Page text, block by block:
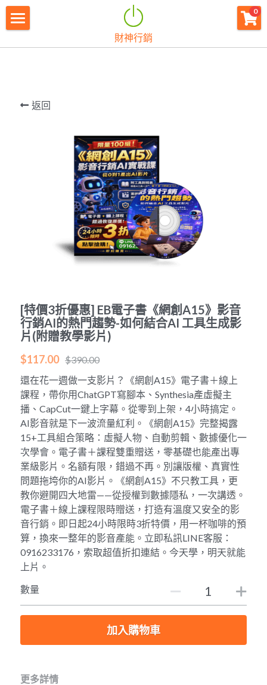
財神行銷
0
返回
[特價3折優惠] EB電子書《網創A15》影音
行銷AI的熱門趨勢-如何結合AI 工具生成影
片(附贈教學影片)
$117.00 $390.00
還在花一週做一支影片？《網創A15》電子書＋線上
課程，帶你用ChatGPT寫腳本、Synthesia產虛擬主
播、CapCut一鍵上字幕。從零到上架，4小時搞定。
AI影音就是下一波流量紅利。《網創A15》完整揭露
15+工具組合策略：虛擬人物、自動剪輯、數據優化一
次學會。電子書＋課程雙重贈送，零基礎也能產出專
業級影片。名額有限，錯過不再。別讓版權、真實性
問題拖垮你的AI影片。《網創A15》不只教工具，更
教你避開四大地雷——從授權到數據隱私，一次講透。
電子書＋線上課程限時贈送，打造有溫度又安全的影
音行銷。即日起24小時限時3折特價，用一杯咖啡的預
算，換來一整年的影音產能。立即私訊LINE客服：
0916233176，索取超值折扣連結。今天學，明天就能
上片。
數量
加入購物車
更多詳情
×
商品分類